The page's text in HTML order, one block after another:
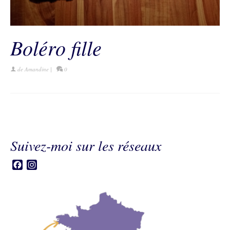
Boléro fille
de Amandine | 0
Suivez-moi sur les réseaux
Facebook